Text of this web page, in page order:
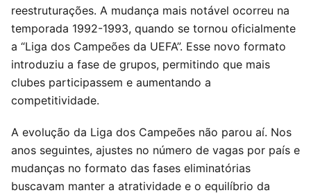
reestruturações. A mudança mais notável ocorreu na
temporada 1992-1993, quando se tornou oficialmente
a “Liga dos Campeões da UEFA”. Esse novo formato
introduziu a fase de grupos, permitindo que mais
clubes participassem e aumentando a
competitividade.
A evolução da Liga dos Campeões não parou aí. Nos
anos seguintes, ajustes no número de vagas por país e
mudanças no formato das fases eliminatórias
buscavam manter a atratividade e o equilíbrio da